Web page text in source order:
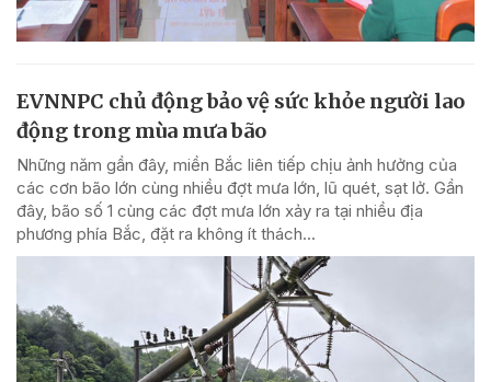
EVNNPC chủ động bảo vệ sức khỏe người lao
động trong mùa mưa bão
Những năm gần đây, miền Bắc liên tiếp chịu ảnh hưởng của
các cơn bão lớn cùng nhiều đợt mưa lớn, lũ quét, sạt lở. Gần
đây, bão số 1 cùng các đợt mưa lớn xảy ra tại nhiều địa
phương phía Bắc, đặt ra không ít thách...